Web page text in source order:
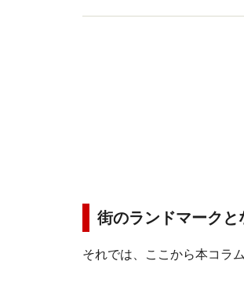
街のランドマーク
それでは、ここから本コラ